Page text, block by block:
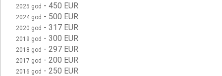
2025 god - 450 EUR
2024 god - 500 EUR
2020 god - 317 EUR
2019 god - 300 EUR
2018 god - 297 EUR
2017 god - 200 EUR
2016 god - 250 EUR